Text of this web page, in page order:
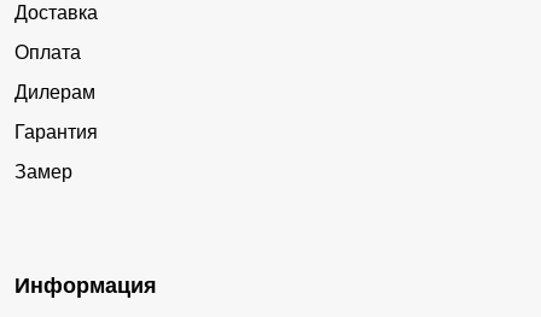
Доставка
Оплата
Дилерам
Гарантия
Замер
Информация